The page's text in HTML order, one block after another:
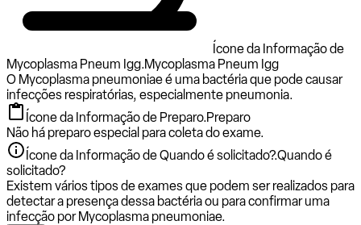
Ícone da Informação de
Mycoplasma Pneum Igg.Mycoplasma Pneum Igg
O Mycoplasma pneumoniae é uma bactéria que pode causar
infecções respiratórias, especialmente pneumonia.
Ícone da Informação de Preparo.Preparo
Não há preparo especial para coleta do exame.
Ícone da Informação de Quando é solicitado?.Quando é
solicitado?
Existem vários tipos de exames que podem ser realizados para
detectar a presença dessa bactéria ou para confirmar uma
infecção por Mycoplasma pneumoniae.